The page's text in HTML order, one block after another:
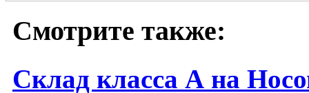
Смотрите также:
Склад класса А на